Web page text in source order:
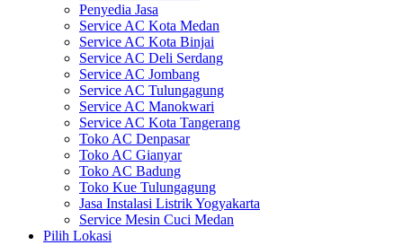
Penyedia Jasa
Service AC Kota Medan
Service AC Kota Binjai
Service AC Deli Serdang
Service AC Jombang
Service AC Tulungagung
Service AC Manokwari
Service AC Kota Tangerang
Toko AC Denpasar
Toko AC Gianyar
Toko AC Badung
Toko Kue Tulungagung
Jasa Instalasi Listrik Yogyakarta
Service Mesin Cuci Medan
Pilih Lokasi